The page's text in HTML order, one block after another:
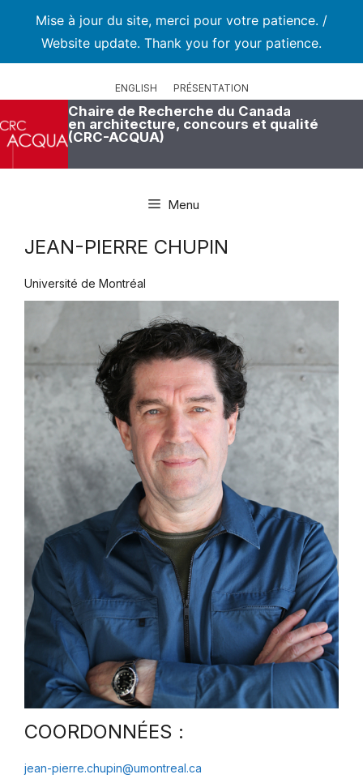
Mise à jour du site, merci pour votre patience. /
Website update. Thank you for your patience.
ENGLISH PRÉSENTATION
Chaire de Recherche du Canada
en architecture, concours et qualité
(CRC-ACQUA)
Menu
JEAN-PIERRE CHUPIN
Université de Montréal
COORDONNÉES :
jean-pierre.chupin@umontreal.ca